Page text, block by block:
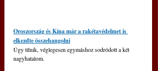
Oroszország és Kína már a rakétavédelmet is
elkezdte összehangolni
Úgy tűnik, véglegesen egymáshoz sodródott a két
nagyhatalom.